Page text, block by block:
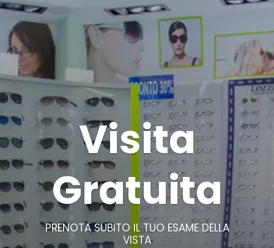
Visita
Gratuita
PRENOTA SUBITO IL TUO ESAME DELLA
VISTA